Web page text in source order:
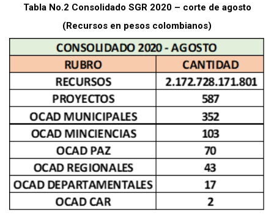
Tabla No.2 Consolidado SGR 2020 – corte de agosto
(Recursos en pesos colombianos)